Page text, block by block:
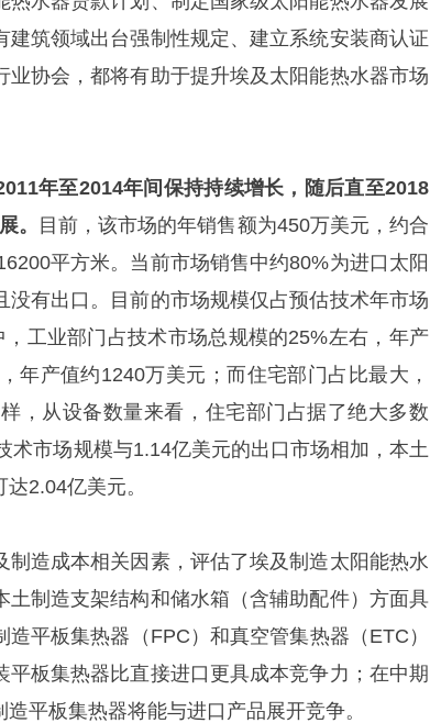
建筑领域出台强制性规定、建立系统安装商认证
协会，都将有助于提升埃及太阳能热水器市场
年至2014年间保持持续增长，随后直至2018
。
目前，该市场的年销售额为450万美元，约合
平方米。当前市场销售中约80%为进口太阳
有出口。目前的市场规模仅占预估技术年市场
工业部门占技术市场总规模的25%左右，年产
年产值约1240万美元；而住宅部门占比最大，
，从设备数量来看，住宅部门占据了绝大多数
术市场规模与1.14亿美元的出口市场相加，本土
2.04亿美元。
造成本相关因素，评估了埃及制造太阳能热水
制造支架结构和储水箱（含辅助配件）方面具
平板集热器（FPC）和真空管集热器（ETC）
板集热器比直接进口更具成本竞争力；在中期
平板集热器将能与进口产品展开竞争。